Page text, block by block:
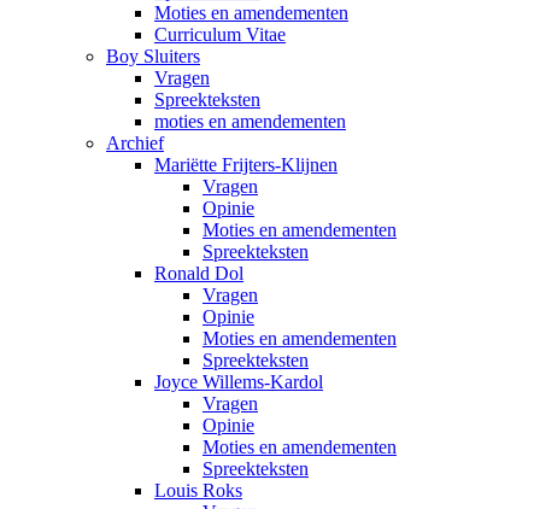
Moties en amendementen
Curriculum Vitae
Boy Sluiters
Vragen
Spreekteksten
moties en amendementen
Archief
Mariëtte Frijters-Klijnen
Vragen
Opinie
Moties en amendementen
Spreekteksten
Ronald Dol
Vragen
Opinie
Moties en amendementen
Spreekteksten
Joyce Willems-Kardol
Vragen
Opinie
Moties en amendementen
Spreekteksten
Louis Roks